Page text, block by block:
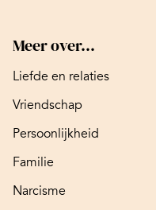
Meer over...
Liefde en relaties
Vriendschap
Persoonlijkheid
Familie
Narcisme